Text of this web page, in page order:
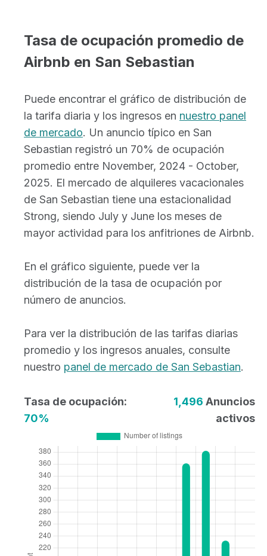
Tasa de ocupación promedio de
Airbnb en San Sebastian
Puede encontrar el gráfico de distribución de
la tarifa diaria y los ingresos en nuestro panel
de mercado. Un anuncio típico en San
Sebastian registró un 70% de ocupación
promedio entre November, 2024 - October,
2025. El mercado de alquileres vacacionales
de San Sebastian tiene una estacionalidad
Strong, siendo July y June los meses de
mayor actividad para los anfitriones de Airbnb.
En el gráfico siguiente, puede ver la
distribución de la tasa de ocupación por
número de anuncios.
Para ver la distribución de las tarifas diarias
promedio y los ingresos anuales, consulte
nuestro panel de mercado de San Sebastian.
Tasa de ocupación:
70%
1,496 Anuncios
activos